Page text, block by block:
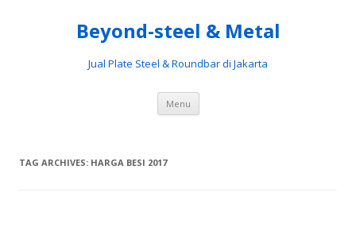
Beyond-steel & Metal
Jual Plate Steel & Roundbar di Jakarta
Menu Skip
content
TAG ARCHIVES: HARGA BESI 2017